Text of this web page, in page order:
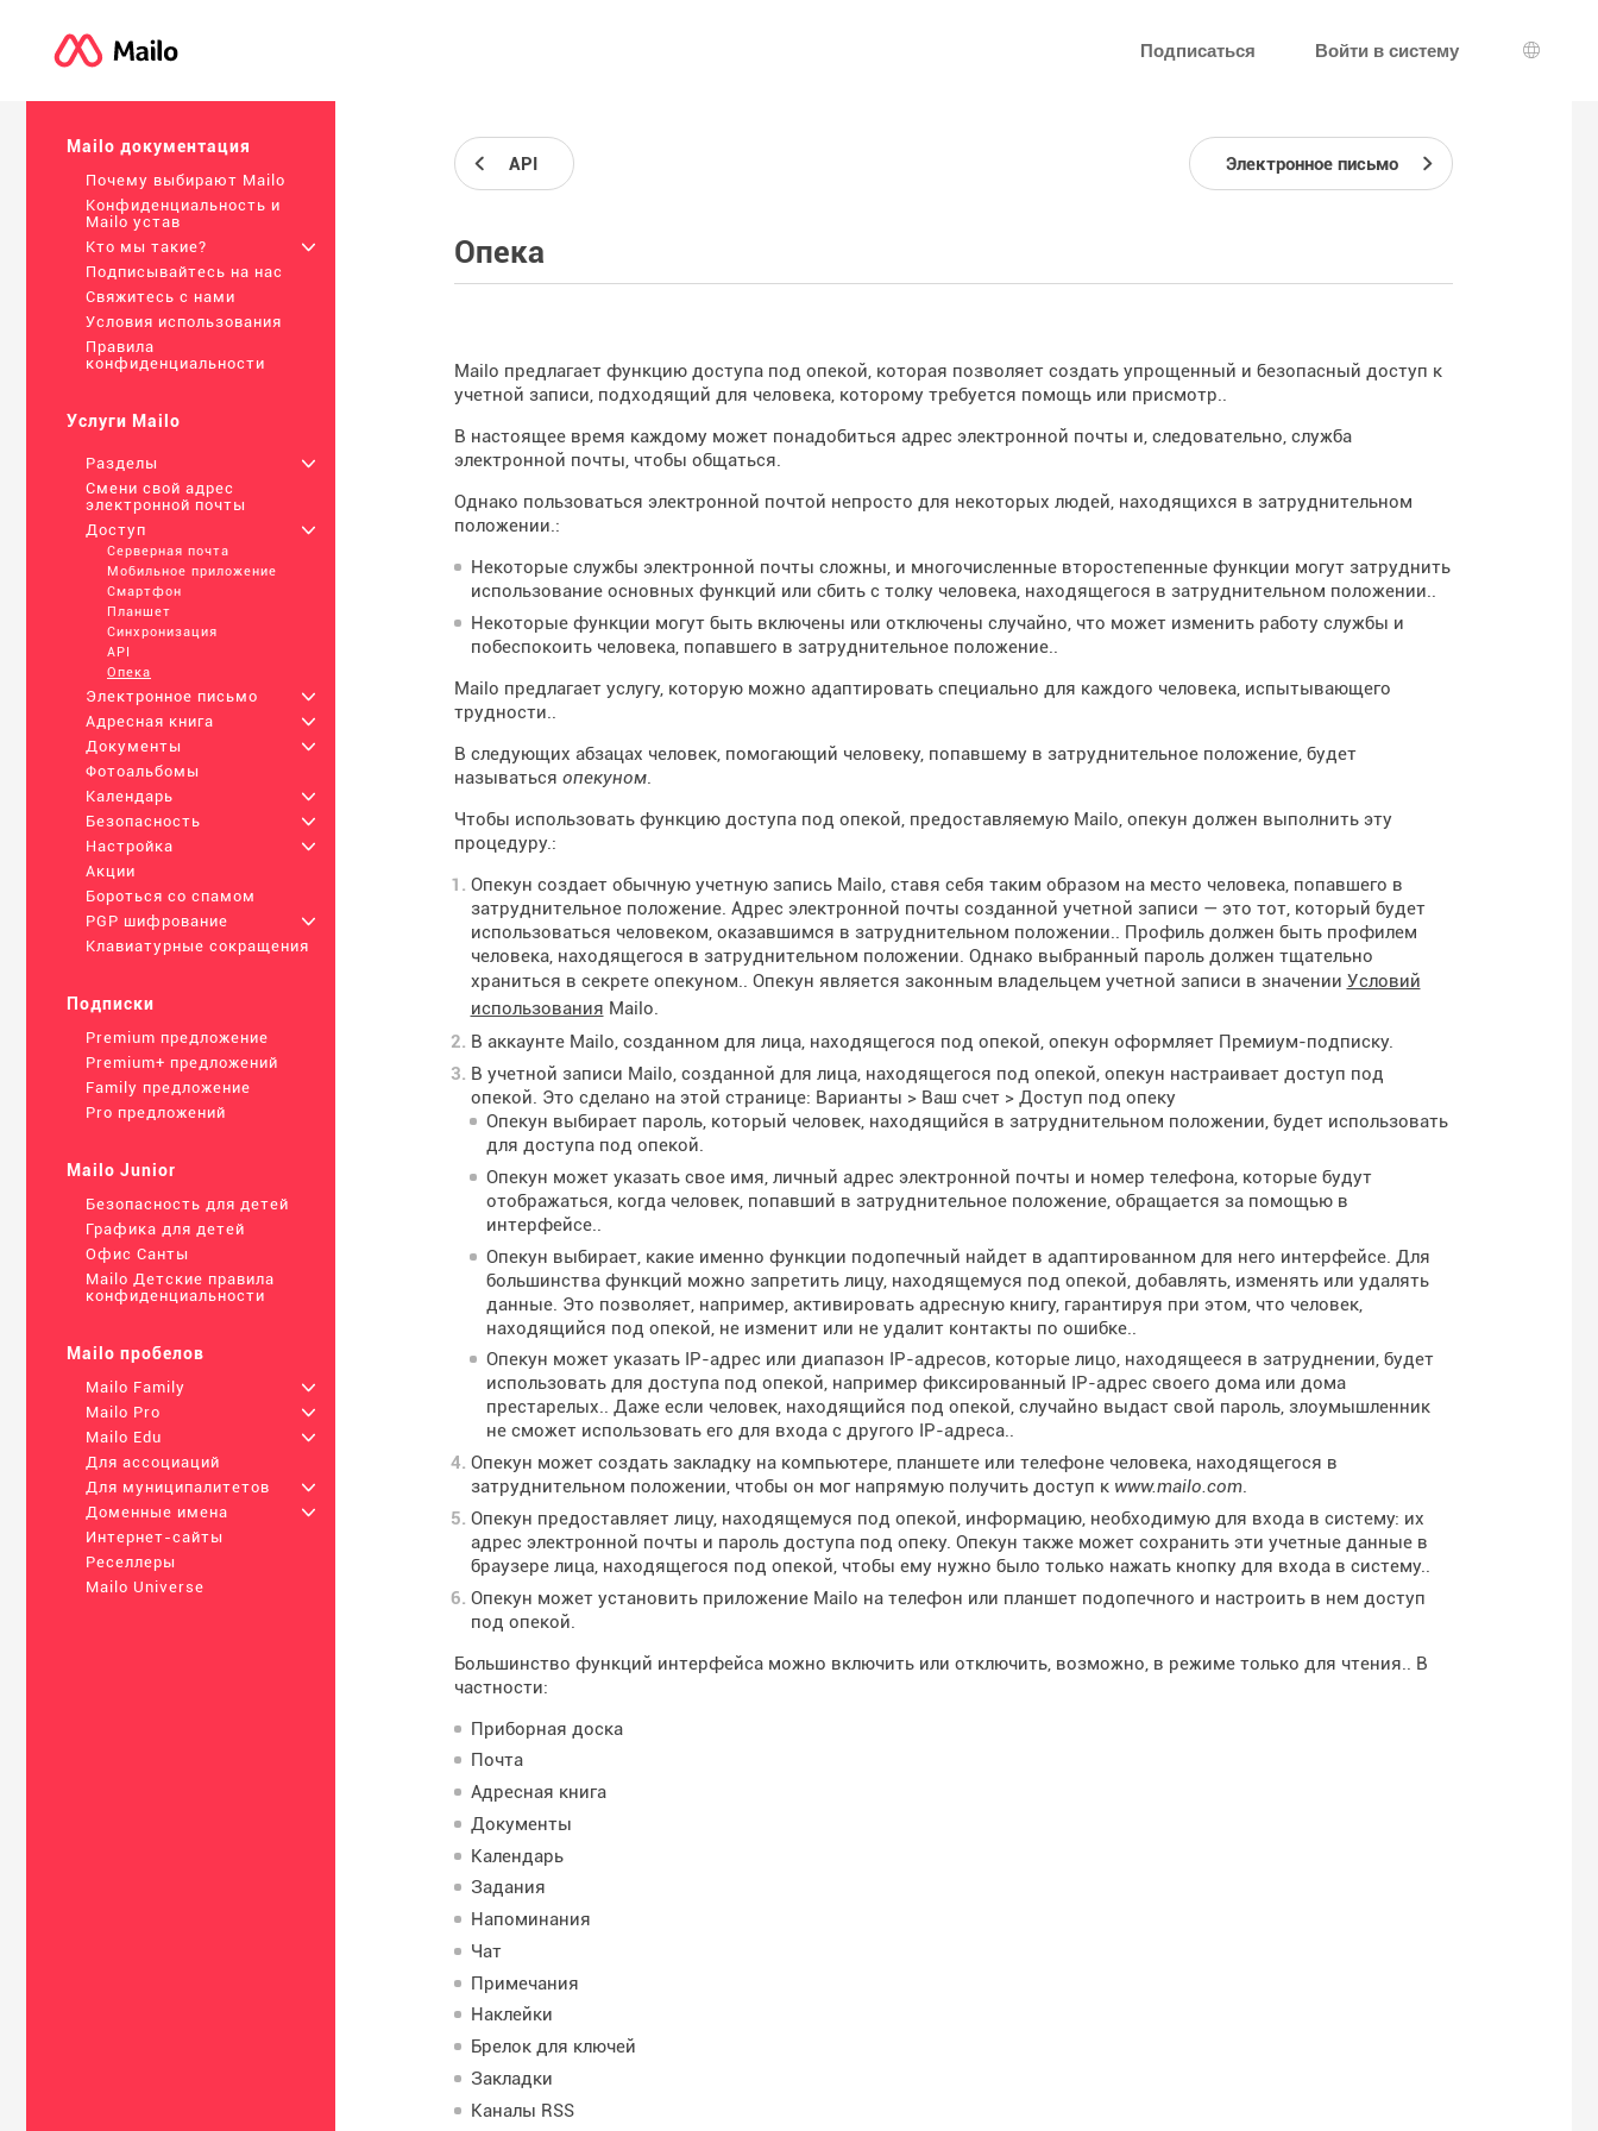
Подписаться Войти в систему
Выбор
Mailo документация
Почему выбирают Mailo
Конфиденциальность и
Mailo устав
Кто мы такие?
+
Подписывайтесь на нас
Свяжитесь с нами
Условия использования
Правила
конфиденциальности
Услуги Mailo
Разделы
+
Смени свой адрес
электронной почты
Доступ
+
Серверная почта
Мобильное приложение
Смартфон
Планшет
Синхронизация
API
Опека
Электронное письмо
+
Адресная книга
+
Документы
+
Фотоальбомы
Календарь
+
Безопасность
+
Настройка
+
Акции
Бороться со спамом
PGP шифрование
+
Клавиатурные сокращения
Подписки
Premium предложение
Premium+ предложений
Family предложение
Pro предложений
Mailo Junior
Безопасность для детей
Графика для детей
Офис Санты
Mailo Детские правила
конфиденциальности
Mailo пробелов
Mailo Family
+
Mailo Pro
+
Mailo Edu
+
Для ассоциаций
Для муниципалитетов
+
Доменные имена
+
Интернет-сайты
Реселлеры
Mailo Universe
API Электронное письмо
Опека
Mailo предлагает функцию доступа под опекой, которая позволяет создать упрощенный и безопасный доступ к
учетной записи, подходящий для человека, которому требуется помощь или присмотр..
В настоящее время каждому может понадобиться адрес электронной почты и, следовательно, служба
электронной почты, чтобы общаться.
Однако пользоваться электронной почтой непросто для некоторых людей, находящихся в затруднительном
положении.:
Некоторые службы электронной почты сложны, и многочисленные второстепенные функции могут затруднить
использование основных функций или сбить с толку человека, находящегося в затруднительном положении..
Некоторые функции могут быть включены или отключены случайно, что может изменить работу службы и
побеспокоить человека, попавшего в затруднительное положение..
Mailo предлагает услугу, которую можно адаптировать специально для каждого человека, испытывающего
трудности..
В следующих абзацах человек, помогающий человеку, попавшему в затруднительное положение, будет
называться опекуном
Чтобы использовать функцию доступа под опекой, предоставляемую Mailo, опекун должен выполнить эту
процедуру.:
Опекун создает обычную учетную запись Mailo, ставя себя таким образом на место человека, попавшего в
затруднительное положение. Адрес электронной почты созданной учетной записи — это тот, который будет
использоваться человеком, оказавшимся в затруднительном положении.. Профиль должен быть профилем
человека, находящегося в затруднительном положении. Однако выбранный пароль должен тщательно
храниться в секрете опекуном.. Опекун является законным владельцем учетной записи в значении Условий
использования Mailo.
В аккаунте Mailo, созданном для лица, находящегося под опекой, опекун оформляет Премиум-подписку.
В учетной записи Mailo, созданной для лица, находящегося под опекой, опекун настраивает доступ под
опекой. Это сделано на этой странице: Варианты > Ваш счет > Доступ под опеку
Опекун выбирает пароль, который человек, находящийся в затруднительном положении, будет использовать
для доступа под опекой.
Опекун может указать свое имя, личный адрес электронной почты и номер телефона, которые будут
отображаться, когда человек, попавший в затруднительное положение, обращается за помощью в
интерфейсе..
Опекун выбирает, какие именно функции подопечный найдет в адаптированном для него интерфейсе. Для
большинства функций можно запретить лицу, находящемуся под опекой, добавлять, изменять или удалять
данные. Это позволяет, например, активировать адресную книгу, гарантируя при этом, что человек,
находящийся под опекой, не изменит или не удалит контакты по ошибке..
Опекун может указать IP-адрес или диапазон IP-адресов, которые лицо, находящееся в затруднении, будет
использовать для доступа под опекой, например фиксированный IP-адрес своего дома или дома
престарелых.. Даже если человек, находящийся под опекой, случайно выдаст свой пароль, злоумышленник
не сможет использовать его для входа с другого IP-адреса..
Опекун может создать закладку на компьютере, планшете или телефоне человека, находящегося в
затруднительном положении, чтобы он мог напрямую получить доступ к www.mailo.com.
Опекун предоставляет лицу, находящемуся под опекой, информацию, необходимую для входа в систему: их
адрес электронной почты и пароль доступа под опеку. Опекун также может сохранить эти учетные данные в
браузере лица, находящегося под опекой, чтобы ему нужно было только нажать кнопку для входа в систему..
Опекун может установить приложение Mailo на телефон или планшет подопечного и настроить в нем доступ
под опекой.
Большинство функций интерфейса можно включить или отключить, возможно, в режиме только для чтения.. В
частности:
Приборная доска
Почта
Адресная книга
Документы
Календарь
Задания
Напоминания
Чат
Примечания
Наклейки
Брелок для ключей
Закладки
Каналы RSS